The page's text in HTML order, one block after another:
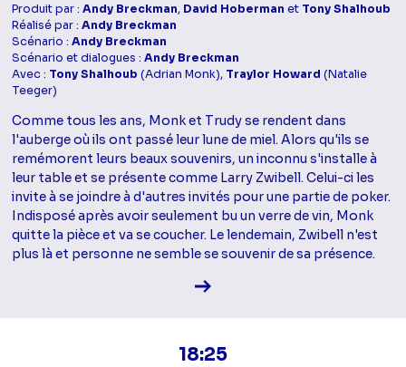
Produit par :Andy Breckman, David Hoberman et Tony Shalhoub
Réalisé par :Andy Breckman
Scénario :Andy Breckman
Scénario et dialogues :Andy Breckman
Avec : Tony Shalhoub (Adrian Monk), Traylor Howard (Natalie
Teeger)
Comme tous les ans, Monk et Trudy se rendent dans
l'auberge où ils ont passé leur lune de miel. Alors qu'ils se
remémorent leurs beaux souvenirs, un inconnu s'installe à
leur table et se présente comme Larry Zwibell. Celui-ci les
invite à se joindre à d'autres invités pour une partie de poker.
Indisposé après avoir seulement bu un verre de vin, Monk
quitte la pièce et va se coucher. Le lendemain, Zwibell n'est
plus là et personne ne semble se souvenir de sa présence.
Voir la fiche diffusion
18:25